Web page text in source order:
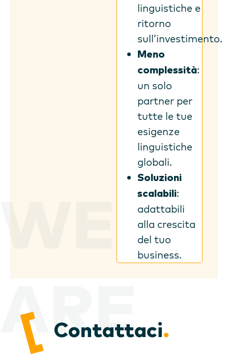
linguistiche e
ritorno
sull’investimento.
Meno
complessità:
un solo
partner per
tutte le tue
esigenze
linguistiche
globali.
Soluzioni
scalabili:
adattabili
alla crescita
del tuo
business.
Contattaci.